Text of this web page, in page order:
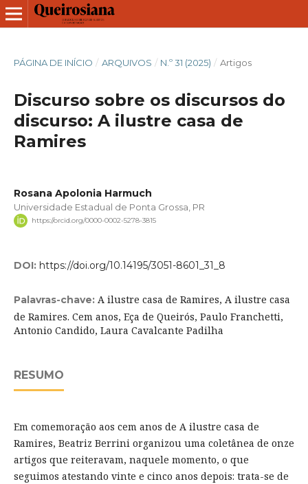
PÁGINA DE INÍCIO / ARQUIVOS / N.º 31 (2025) / Artigos
Discurso sobre os discursos do
discurso: A ilustre casa de
Ramires
Rosana Apolonia Harmuch
Universidade Estadual de Ponta Grossa, PR
https://orcid.org/0000-0002-5278-3815
DOI: https://doi.org/10.14195/3051-8601_31_8
Palavras-chave: A ilustre casa de Ramires, A ilustre casa
de Ramires. Cem anos, Eça de Queirós, Paulo Franchetti,
Antonio Candido, Laura Cavalcante Padilha
RESUMO
Em comemoração aos cem anos de A ilustre casa de
Ramires, Beatriz Berrini organizou uma coletânea de onze
artigos que reiteravam, naquele momento, o que
seguimos atestando vinte e cinco anos depois: trata-se de